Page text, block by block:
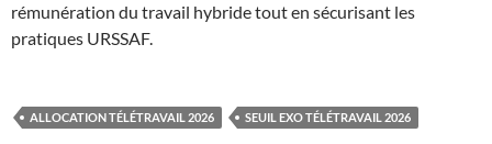
rémunération du travail hybride tout en sécurisant les
pratiques URSSAF.
ALLOCATION TÉLÉTRAVAIL 2026 SEUIL EXO TÉLÉTRAVAIL 2026